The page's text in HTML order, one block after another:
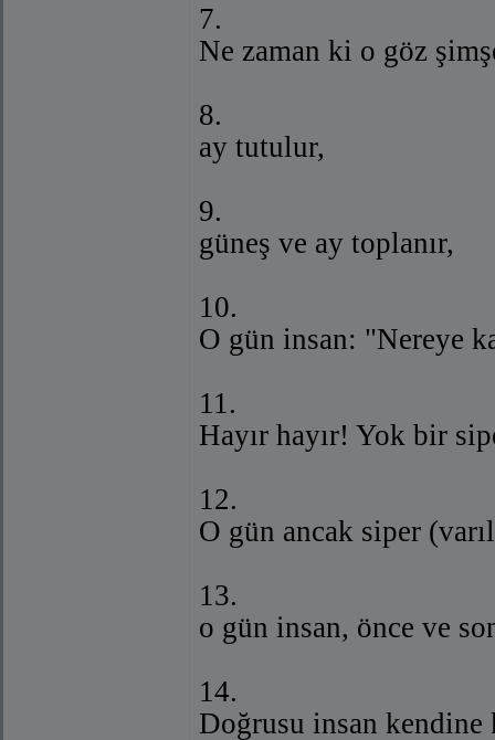
7.
Ne zaman ki o göz
8.
ay tutulur,
9.
güneş ve ay toplanır,
10.
O gün insan: "Nereye
11.
Hayır hayır! Yok bir
12.
O gün ancak siper
13.
o gün insan, önce ve
14.
Doğrusu insan kendine